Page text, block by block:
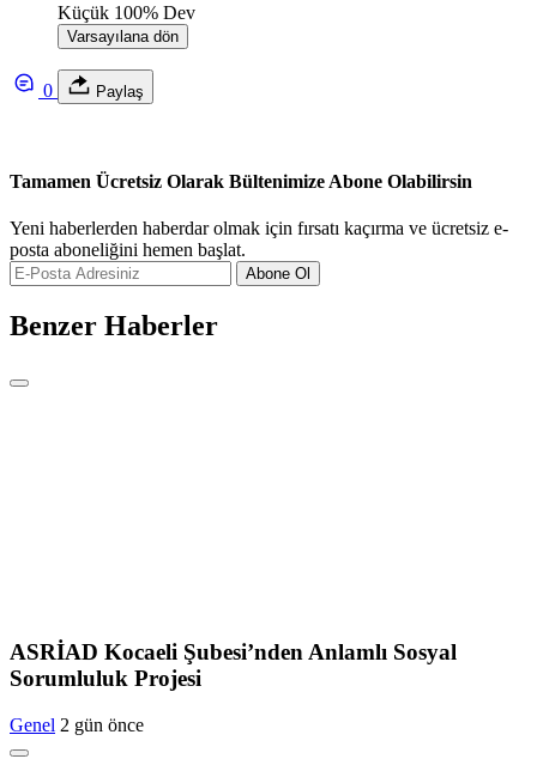
Küçük 100% Dev
Varsayılana dön
0 Paylaş
Tamamen Ücretsiz Olarak Bültenimize Abone Olabilirsin
Yeni haberlerden haberdar olmak için fırsatı kaçırma ve ücretsiz e-
posta aboneliğini hemen başlat.
Abone Ol
Benzer Haberler
ASRİAD Kocaeli Şubesi’nden Anlamlı Sosyal
Sorumluluk Projesi
Genel 2 gün önce